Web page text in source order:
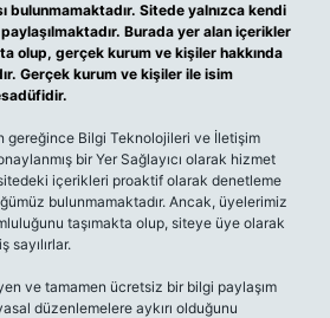
bulunmamaktadır. Sitede yalnızca kendi
paylaşılmaktadır. Burada yer alan içerikler
olup, gerçek kurum ve kişiler hakkında
Gerçek kurum ve kişiler ile isim
gereğince Bilgi Teknolojileri ve İletişim
bir Yer Sağlayıcı olarak hizmet
içerikleri proaktif olarak denetleme
bulunmamaktadır. Ancak, üyelerimiz
taşımakta olup, siteye üye olarak
sayılırlar.
ve tamamen ücretsiz bir bilgi paylaşım
düzenlemelere aykırı olduğunu